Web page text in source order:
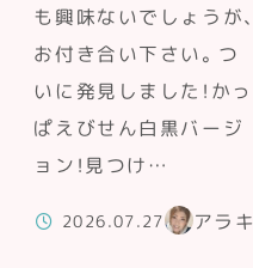
も興味ないでしょうが、
お付き合い下さい。つ
いに発見しました！かっ
ぱえびせん白黒バージ
ョン！見つけ…
2026.07.27 アラキ